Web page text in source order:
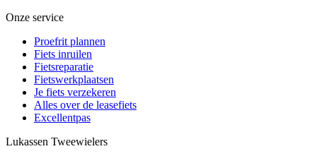
Onze service
Proefrit plannen
Fiets inruilen
Fietsreparatie
Fietswerkplaatsen
Je fiets verzekeren
Alles over de leasefiets
Excellentpas
Lukassen Tweewielers